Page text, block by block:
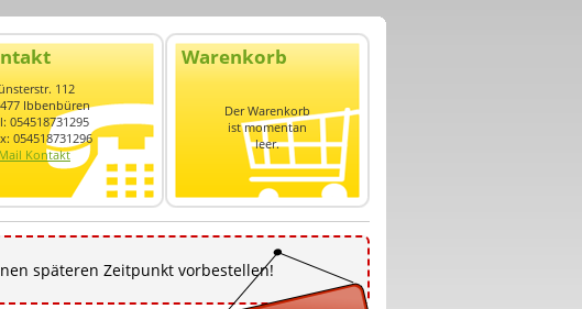
112
Ibbenbüren
054518731295
054518731296
Kontakt
Warenkorb
Der Warenkorb
ist momentan
leer.
späteren Zeitpunkt vorbestellen!